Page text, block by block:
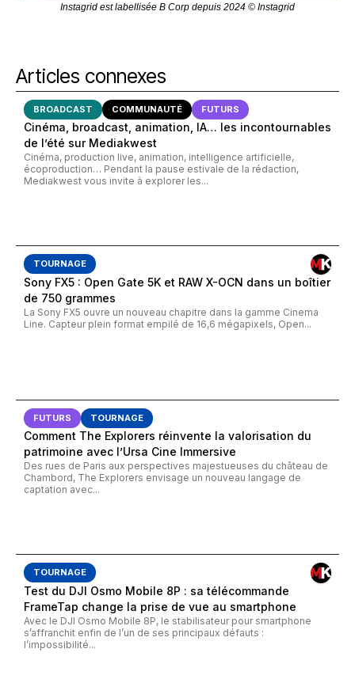
Instagrid est labellisée B Corp depuis 2024 © Instagrid
Articles connexes
BROADCAST COMMUNAUTÉ FUTURS
Cinéma, broadcast, animation, IA… les incontournables
de l’été sur Mediakwest
Cinéma, production live, animation, intelligence artificielle,
écoproduction… Pendant la pause estivale de la rédaction,
Mediakwest vous invite à explorer les...
TOURNAGE
Sony FX5 : Open Gate 5K et RAW X-OCN dans un boîtier
de 750 grammes
La Sony FX5 ouvre un nouveau chapitre dans la gamme Cinema
Line. Capteur plein format empilé de 16,6 mégapixels, Open...
FUTURS TOURNAGE
Comment The Explorers réinvente la valorisation du
patrimoine avec l’Ursa Cine Immersive
Des rues de Paris aux perspectives majestueuses du château de
Chambord, The Explorers envisage un nouveau langage de
captation avec...
TOURNAGE
Test du DJI Osmo Mobile 8P : sa télécommande
FrameTap change la prise de vue au smartphone
Avec le DJI Osmo Mobile 8P, le stabilisateur pour smartphone
s’affranchit enfin de l’un de ses principaux défauts :
l’impossibilité...